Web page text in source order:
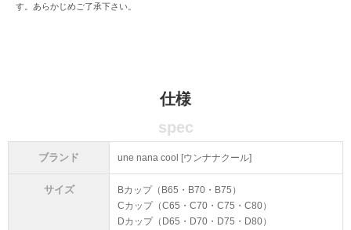
す。あらかじめご了承下さい。
仕様
spec
ブランド une nana cool [ウンナナクール]
サイズ
Bカップ（B65・B70・B75）
Cカップ（C65・C70・C75・C80）
Dカップ（D65・D70・D75・D80）